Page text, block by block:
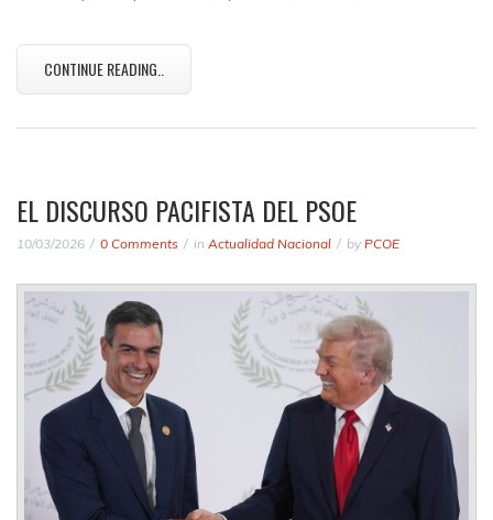
CONTINUE READING..
EL DISCURSO PACIFISTA DEL PSOE
10/03/2026 0 Comments in Actualidad Nacional by PCOE